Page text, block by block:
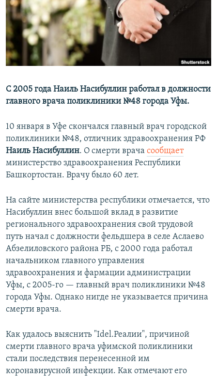
СОЦИАЛЬНЫЕ СЕТИ
С 2005 года Наиль Насибуллин работал в должности
главного врача поликлиники №48 города Уфы.
10 января в Уфе скончался главный врач городской
поликлиники №48, отличник здравоохранения РФ
Наиль Насибуллин. О смерти врача сообщает
министерство здравоохранения Республики
Башкортостан. Врачу было 60 лет.
На сайте министерства республики отмечается, что
Насибуллин внес большой вклад в развитие
регионального здравоохранения свой трудовой
путь начал с должности фельдшера в селе Аслаево
Абзелиловского района РБ, с 2000 года работал
начальником главного управления
здравоохранения и фармации администрации
Уфы, с 2005-го — главный врач поликлиники №48
города Уфы. Однако нигде не указывается причина
смерти врача.
Как удалось выяснить "Idel.Реалии", причиной
смерти главного врача уфимской поликлиники
стали последствия перенесенной им
коронавирусной инфекции. Как отмечают его